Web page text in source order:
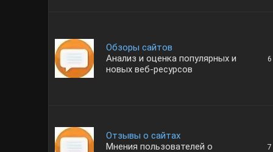
Обзоры сайтов
Анализ и оценка популярных и
новых веб-ресурсов
6
Отзывы о сайтах
Мнения пользователей о
7